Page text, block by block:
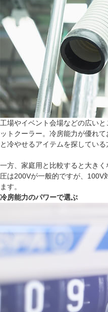
工場やイベント会場などの広い
ットクーラー。冷房能力が優れ
と冷やせるアイテムを探している
一方、家庭用と比較すると大き
圧は200Vが一般的ですが、100V
ます。
冷房能力のパワーで選ぶ